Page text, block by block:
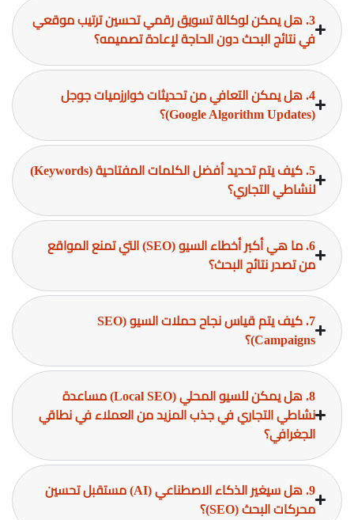
3. هل يمكن لوكالة تسويق رقمي تحسين ترتيب موقعي
في نتائج البحث دون الحاجة لإعادة تصميمه؟
4. هل يمكن التعافي من تحديثات خوارزميات جوجل
(Google Algorithm Updates)؟
5. كيف يتم تحديد أفضل الكلمات المفتاحية (Keywords)
لنشاطي التجاري؟
6. ما هي أكبر أخطاء السيو (SEO) التي تمنع المواقع
من تصدر نتائج البحث؟
7. كيف يتم قياس نجاح حملات السيو (SEO
Campaigns)؟
8. هل يمكن للسيو المحلي (Local SEO) مساعدة
نشاطي التجاري في جذب المزيد من العملاء في نطاقي
الجغرافي؟
9. هل سيغير الذكاء الاصطناعي (AI) مستقبل تحسين
محركات البحث (SEO)؟